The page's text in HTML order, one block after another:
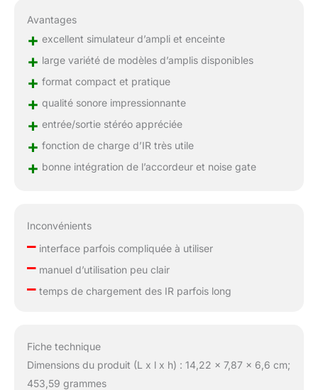
Avantages
+ excellent simulateur d’ampli et enceinte
+ large variété de modèles d’amplis disponibles
+ format compact et pratique
+ qualité sonore impressionnante
+ entrée/sortie stéréo appréciée
+ fonction de charge d’IR très utile
+ bonne intégration de l’accordeur et noise gate
Inconvénients
–interface parfois compliquée à utiliser
–manuel d’utilisation peu clair
–temps de chargement des IR parfois long
Fiche technique
Dimensions du produit (L x l x h) : 14,22 x 7,87 x 6,6 cm;
453,59 grammes